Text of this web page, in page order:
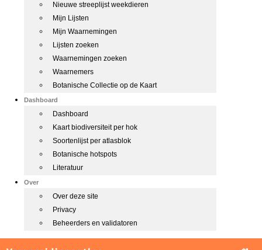
Nieuwe streeplijst weekdieren
Mijn Lijsten
Mijn Waarnemingen
Lijsten zoeken
Waarnemingen zoeken
Waarnemers
Botanische Collectie op de Kaart
Dashboard
Dashboard
Kaart biodiversiteit per hok
Soortenlijst per atlasblok
Botanische hotspots
Literatuur
Over
Over deze site
Privacy
Beheerders en validatoren